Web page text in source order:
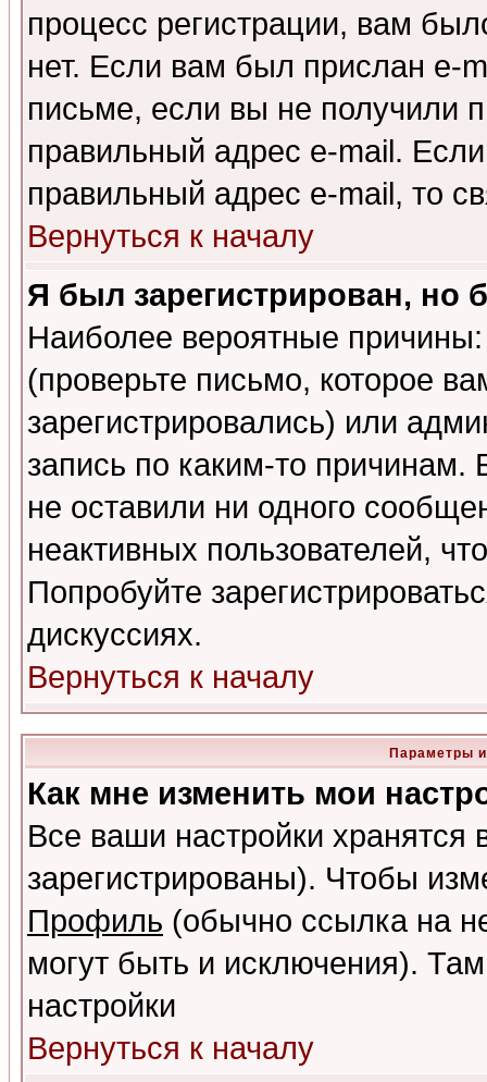
процесс регистрации, вам
нет. Если вам был прислан e-
письме, если вы не получили
правильный адрес e-mail.
правильный адрес e-mail, то
Вернуться к началу
Я был зарегистрирован, но
Наиболее вероятные
(проверьте письмо, которое
зарегистрировались) или
запись по каким-то
не оставили ни одного
неактивных пользователей,
Попробуйте
дискуссиях.
Вернуться к началу
Параметры
Как мне изменить мои
Все ваши настройки
зарегистрированы). Чтобы
Профиль (обычно ссылка на
могут быть и исключения).
настройки
Вернуться к началу